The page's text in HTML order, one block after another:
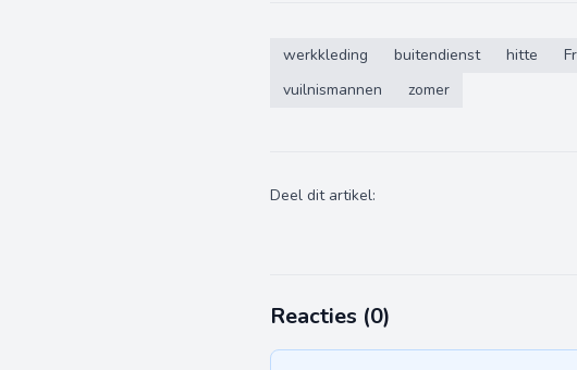
werkkleding buitendienst hitte
vuilnismannen
zomer
Deel dit artikel:
Reacties (0)